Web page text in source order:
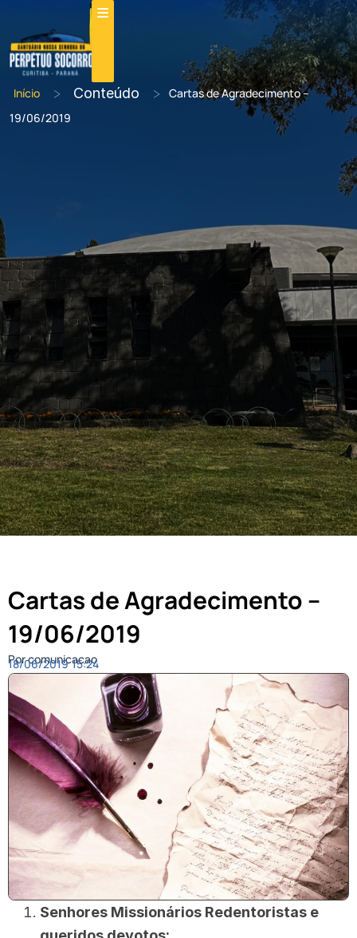
Início > Conteúdo >
Cartas de Agradecimento –
19/06/2019
Cartas de Agradecimento –
19/06/2019
Por comunicacao
18/06/2019 15:24
Senhores Missionários Redentoristas e